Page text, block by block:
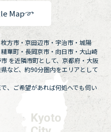
Map
方市・京田辺市・宇治市・城陽
華町・長岡京市・向日市・大山崎
を近隣市町として、京都府・大阪
など、約90分圏内をエリアとして
、ご希望があれば何処へでも伺い